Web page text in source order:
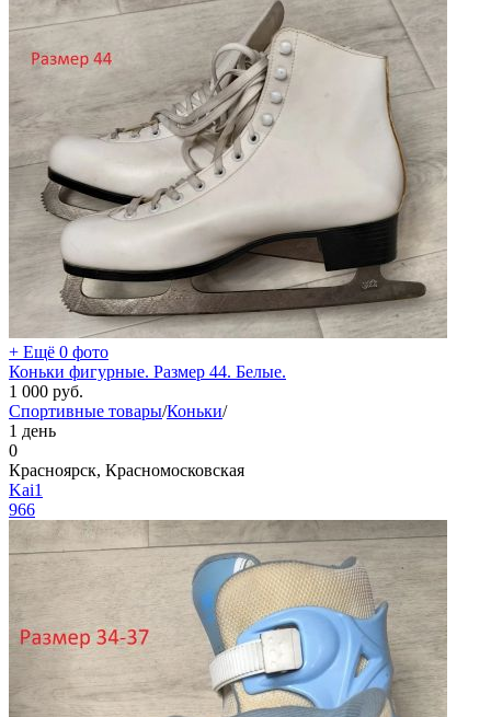
+ Ещё 0 фото
Коньки фигурные. Размер 44. Белые.
1 000 руб.
Спортивные товары/Коньки/
1 день
0
Красноярск, Красномосковская
Kai1
966